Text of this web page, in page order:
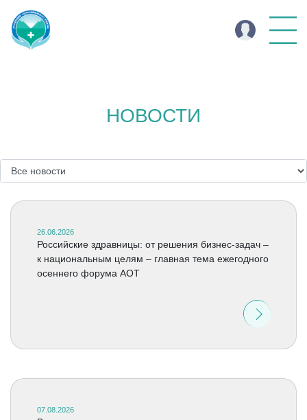
НОВОСТИ
26.06.2026
Российские здравницы: от решения бизнес-задач –
к национальным целям – главная тема ежегодного
осеннего форума АОТ
07.08.2026